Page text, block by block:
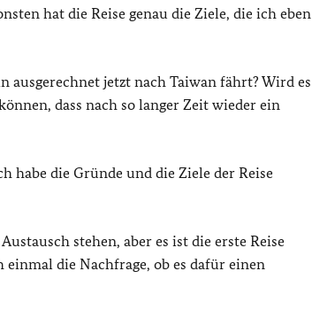
hat die Reise genau die Ziele, die ich eben
ausgerechnet jetzt nach Taiwan fährt? Wird es
dass nach so langer Zeit wieder ein
habe die Gründe und die Ziele der Reise
stehen, aber es ist die erste Reise
die Nachfrage, ob es dafür einen